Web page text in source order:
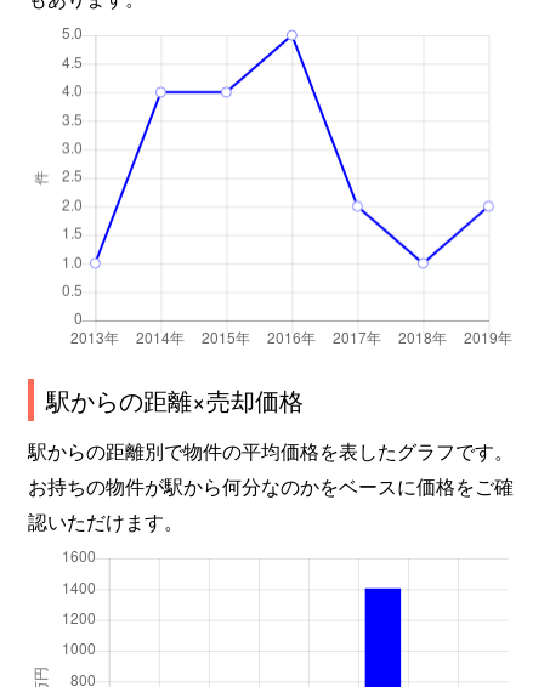
駅からの距離×売却価格
駅からの距離別で物件の平均価格を表したグラフです。
お持ちの物件が駅から何分なのかをベースに価格をご確
認いただけます。